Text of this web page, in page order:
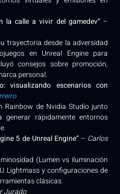
la calle a vivir del gamedev”–
trayectoria desde la adversidad
en Unreal Engine para
consejos sobre promoción,
personal.
visualizando escenarios con
Rainbow de Nvidia Studio junto
rápidamente entornos
5 de Unreal Engine”– Carlos
(Lumen vs iluminación
Lightmass y configuraciones de
clásicas.
Jurado